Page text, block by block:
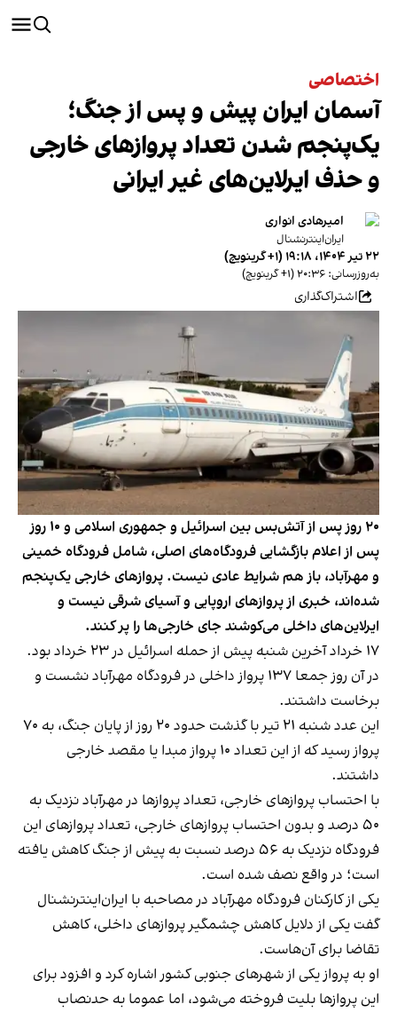
اختصاصی
آسمان ایران پیش و پس از جنگ؛
یک‌پنجم شدن تعداد پروازهای خارجی
و حذف ایرلاین‌های غیر ایرانی
امیرهادی انواری
ایران‌اینترنشنال
۲۲ تیر ۱۴۰۴، ۱۹:۱۸ (‎+۱ گرینویچ)
به‌روزرسانی: ۲۰:۳۶ (‎+۱ گرینویچ)
اشتراک‌گذاری
۲۰ روز پس از آتش‌بس بین اسرائیل و جمهوری‌ اسلامی و ۱۰ روز
پس از اعلام بازگشایی فرودگاه‌های اصلی، شامل فرودگاه خمینی
و مهرآباد، باز هم شرایط عادی نیست. پروازهای خارجی یک‌پنجم
شده‌اند، خبری از پروازهای اروپایی و آسیای شرقی نیست و
ایرلاین‌های داخلی می‌کوشند جای خارجی‌ها را پر کنند.
۱۷ خرداد آخرین شنبه پیش از حمله اسرائیل در ۲۳ خرداد بود.
در آن روز جمعا ۱۳۷ پرواز داخلی در فرودگاه مهرآباد نشست و
برخاست داشتند.
این عدد شنبه ۲۱ تیر با گذشت حدود ۲۰ روز از پایان جنگ،‌ به ۷۰
پرواز رسید که از این تعداد ۱۰ پرواز مبدا یا مقصد خارجی
داشتند.
با احتساب پروازهای خارجی، تعداد پروازها در مهرآباد نزدیک به
۵۰ درصد و بدون احتساب پروازهای خارجی، تعداد پروازهای این
فرودگاه نزدیک به ۵۶ درصد نسبت به پیش از جنگ کاهش یافته
است؛ در واقع نصف شده است.
یکی از کارکنان فرودگاه مهرآباد در مصاحبه با ایران‌اینترنشنال
گفت یکی از دلایل کاهش چشمگیر پروازهای داخلی، کاهش
تقاضا برای آن‌هاست.
او به پرواز یکی از شهرهای جنوبی کشور اشاره کرد و افزود برای
این پروازها بلیت فروخته می‌شود، اما عموما به حدنصاب